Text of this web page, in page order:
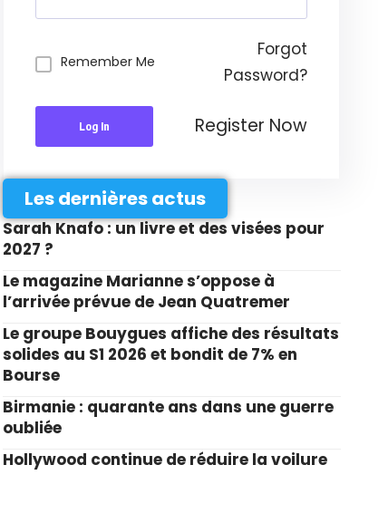
Remember Me
Forgot
Password?
Log In Register Now
Les dernières actus
Sarah Knafo : un livre et des visées pour
2027 ?
Le magazine Marianne s’oppose à
l’arrivée prévue de Jean Quatremer
Le groupe Bouygues affiche des résultats
solides au S1 2026 et bondit de 7% en
Bourse
Birmanie : quarante ans dans une guerre
oubliée
Hollywood continue de réduire la voilure